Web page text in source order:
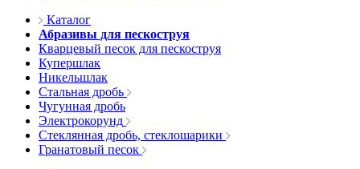
Каталог
Абразивы для пескоструя
Кварцевый песок для пескоструя
Купершлак
Никельшлак
Стальная дробь
Чугунная дробь
Электрокорунд
Стеклянная дробь, стеклошарики
Гранатовый песок